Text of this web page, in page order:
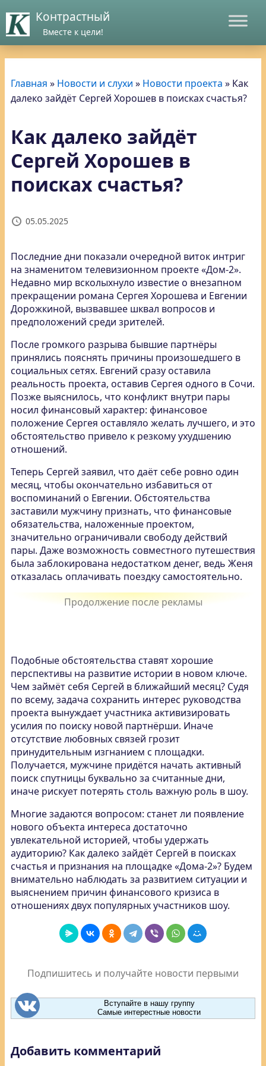
Контрастный
Вместе к цели!
Главная » Новости и слухи » Новости проекта » Как
далеко зайдёт Сергей Хорошев в поисках счастья?
Как далеко зайдёт
Сергей Хорошев в
поисках счастья?
05.05.2025
Последние дни показали очередной виток интриг
на знаменитом телевизионном проекте «Дом-2».
Недавно мир всколыхнуло известие о внезапном
прекращении романа Сергея Хорошева и Евгении
Дорожкиной, вызвавшее шквал вопросов и
предположений среди зрителей.
После громкого разрыва бывшие партнёры
принялись пояснять причины произошедшего в
социальных сетях. Евгений сразу оставила
реальность проекта, оставив Сергея одного в Сочи.
Позже выяснилось, что конфликт внутри пары
носил финансовый характер: финансовое
положение Сергея оставляло желать лучшего, и это
обстоятельство привело к резкому ухудшению
отношений.
Теперь Сергей заявил, что даёт себе ровно один
месяц, чтобы окончательно избавиться от
воспоминаний о Евгении. Обстоятельства
заставили мужчину признать, что финансовые
обязательства, наложенные проектом,
значительно ограничивали свободу действий
пары. Даже возможность совместного путешествия
была заблокирована недостатком денег, ведь Женя
отказалась оплачивать поездку самостоятельно.
Подобные обстоятельства ставят хорошие
перспективы на развитие истории в новом ключе.
Чем займёт себя Сергей в ближайший месяц? Судя
по всему, задача сохранить интерес руководства
проекта вынуждает участника активизировать
усилия по поиску новой партнёрши. Иначе
отсутствие любовных связей грозит
принудительным изгнанием с площадки.
Получается, мужчине придётся начать активный
поиск спутницы буквально за считанные дни,
иначе рискует потерять столь важную роль в шоу.
Многие задаются вопросом: станет ли появление
нового объекта интереса достаточно
увлекательной историей, чтобы удержать
аудиторию? Как далеко зайдёт Сергей в поисках
счастья и признания на площадке «Дома-2»? Будем
внимательно наблюдать за развитием ситуации и
выяснением причин финансового кризиса в
отношениях двух популярных участников шоу.
Подпишитесь и получайте новости первыми
Вступайте в нашу группу
Самые интерестные новости
Добавить комментарий